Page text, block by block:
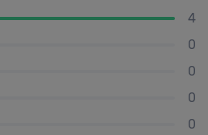
4
0
0
0
0